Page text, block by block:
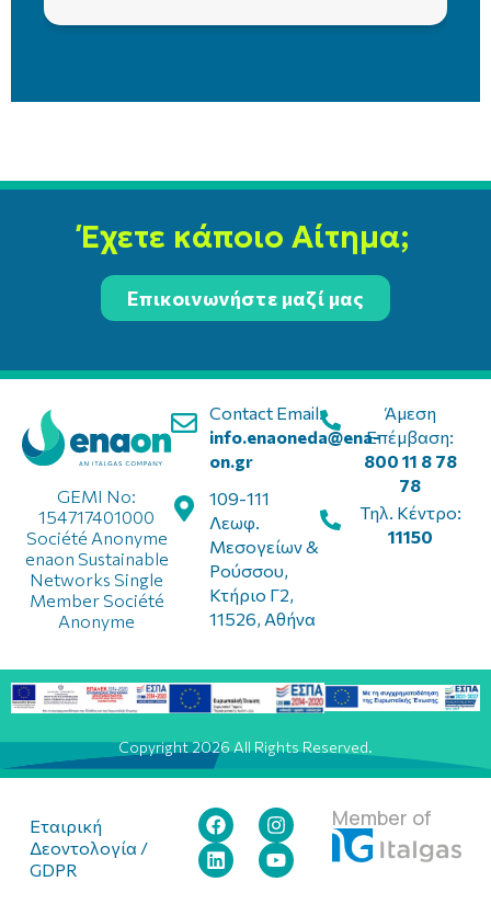
Έχετε κάποιο Αίτημα;
Επικοινωνήστε μαζί μας
Contact Email:
info.enaoneda@ena-
on.gr
109-111
Λεωφ.
Μεσογείων &
Ρούσσου,
Κτήριο Γ2,
11526, Αθήνα
GEMI No:
154717401000
Société Anonyme
enaon Sustainable
Networks Single
Member Société
Anonyme
Άμεση
Επέμβαση:
800 11 8 78
78
Τηλ. Κέντρο:
11150
Copyright 2026 All Rights Reserved.
Εταιρική
Δεοντολογία /
GDPR
Member of